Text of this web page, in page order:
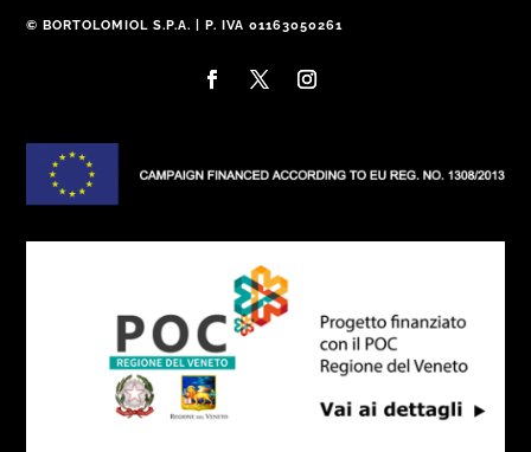
© BORTOLOMIOL S.P.A. | P. IVA 01163050261